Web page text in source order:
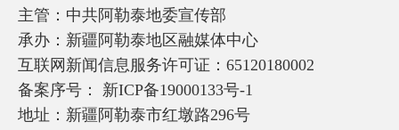
主管：中共阿勒泰地委宣传部
承办：新疆阿勒泰地区融媒体中心
互联网新闻信息服务许可证：65120180002
备案序号： 新ICP备19000133号-1
地址：新疆阿勒泰市红墩路296号